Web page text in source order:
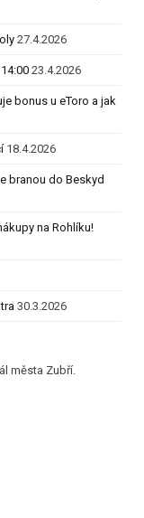
27.4.2026
23.4.2026
bonus u eToro a jak
18.4.2026
branou do Beskyd
na Rohlíku!
30.3.2026
města Zubří.